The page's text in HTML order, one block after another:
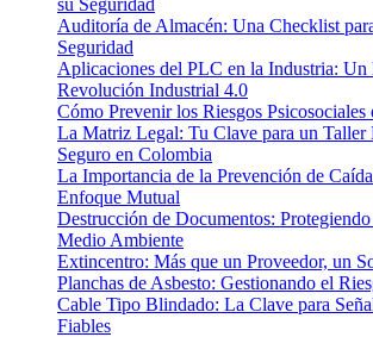
su Seguridad
Auditoría de Almacén: Una Checklist
Seguridad
Aplicaciones del PLC en la Industria: Un
Revolución Industrial 4.0
Cómo Prevenir los Riesgos Psicosociales
La Matriz Legal: Tu Clave para un
Seguro en Colombia
La Importancia de la Prevención de
Enfoque Mutual
Destrucción de Documentos:
Medio Ambiente
Extincentro: Más que un Proveedor, un
Planchas de Asbesto: Gestionando el
Cable Tipo Blindado: La Clave para
Fiables